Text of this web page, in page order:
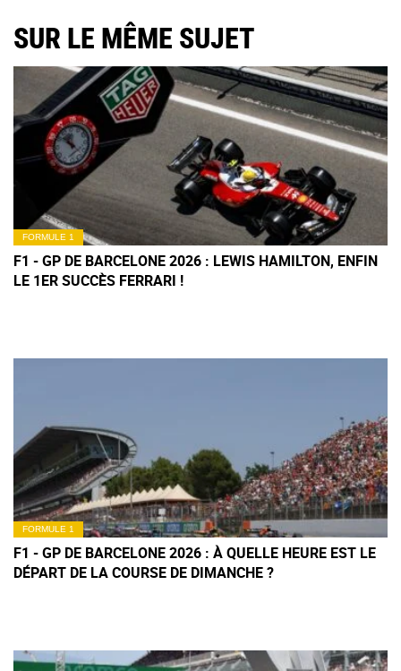
SUR LE MÊME SUJET
FORMULE 1
F1 - GP DE BARCELONE 2026 : LEWIS HAMILTON, ENFIN
LE 1ER SUCCÈS FERRARI !
FORMULE 1
F1 - GP DE BARCELONE 2026 : À QUELLE HEURE EST LE
DÉPART DE LA COURSE DE DIMANCHE ?